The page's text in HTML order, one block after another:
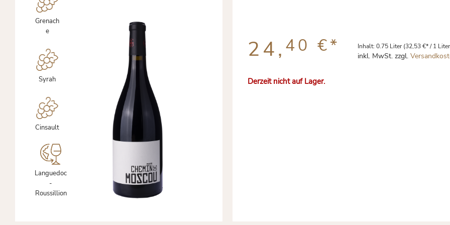
Grenach
e
Syrah
Cinsault
Languedoc
-
Roussillion
24, 40 €* Inhalt: 0.75 Liter(32,53 €* / 1
inkl. MwSt. zzgl.
Derzeit nicht auf Lager.